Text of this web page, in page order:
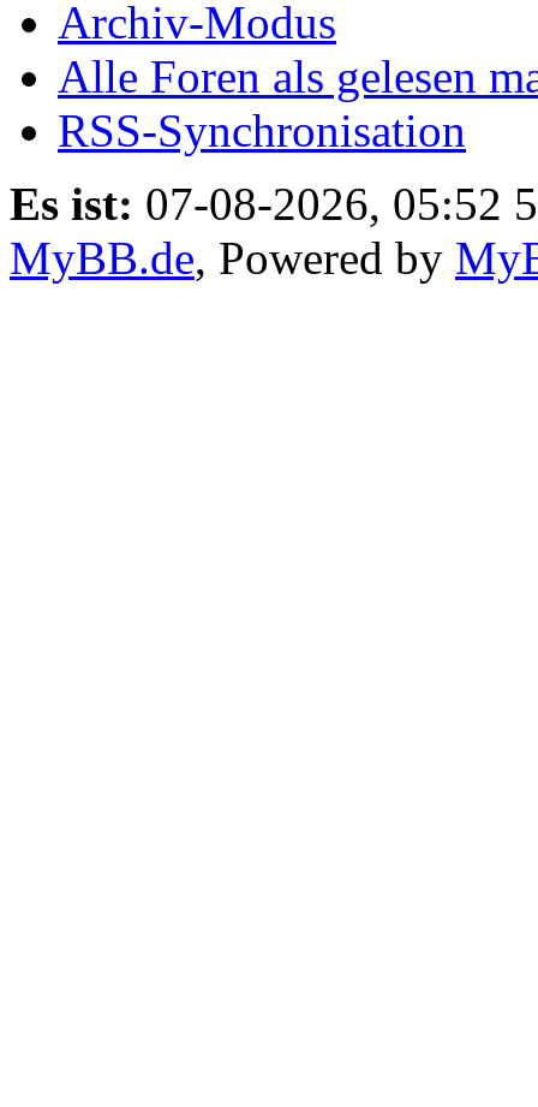
Archiv-Modus
Alle Foren als gelesen
RSS-Synchronisation
Es ist: 07-08-2026, 05:52 5
MyBB.de, Powered by